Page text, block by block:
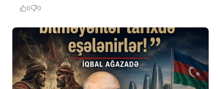
0 0